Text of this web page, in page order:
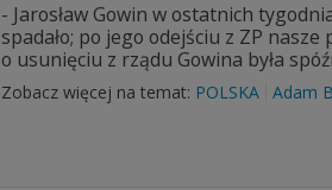
- Jarosław Gowin w ostatnich
spadało; po jego odejściu z ZP
o usunięciu z rządu Gowina była
Zobacz więcej na temat: POLSKA Adam